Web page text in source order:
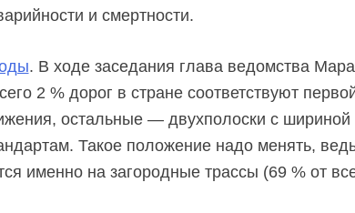
и смертности.
. В ходе заседания глава ведомства
2 % дорог в стране соответствуют
остальные — двухполоски с шириной
Такое положение надо менять,
именно на загородные трассы (69 % от